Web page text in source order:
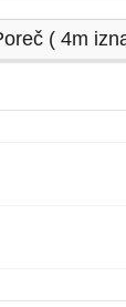
( 4m